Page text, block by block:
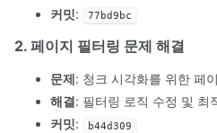
커밋: 77bd9bc
2. 페이지 필터링 문제 해결
문제: 청크 시각화를 위한 페
해결: 필터링 로직 수정 및 최
커밋: b44d309